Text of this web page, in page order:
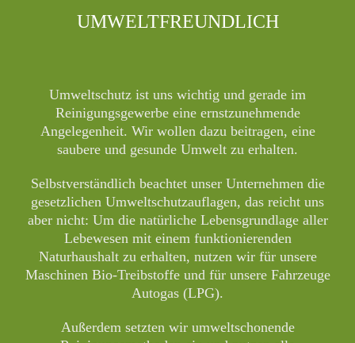
UMWELTFREUNDLICH
Umweltschutz ist uns wichtig und gerade im
Reinigungsgewerbe eine ernstzunehmende
Angelegenheit. Wir wollen dazu beitragen, eine
saubere und gesunde Umwelt zu erhalten.
Selbstverständlich beachtet unser Unternehmen die
gesetzlichen Umweltschutzauflagen, das reicht uns
aber nicht: Um die natürliche Lebensgrundlage aller
Lebewesen mit einem funktionierenden
Naturhaushalt zu erhalten, nutzen wir für unsere
Maschinen Bio-Treibstoffe und für unsere Fahrzeuge
Autogas (LPG).
Außerdem setzten wir umweltschonende